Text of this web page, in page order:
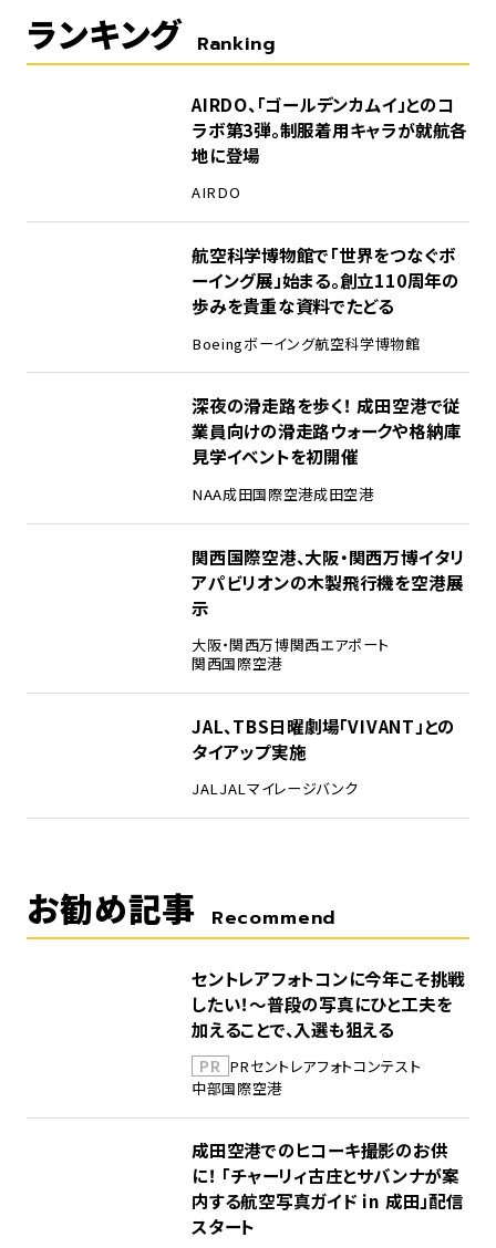
ランキング Ranking
AIRDO、「ゴールデンカムイ」とのコ
ラボ第3弾。制服着用キャラが就航各
地に登場
AIRDO
航空科学博物館で「世界をつなぐボ
ーイング展」始まる。創立110周年の
歩みを貴重な資料でたどる
Boeingボーイング航空科学博物館
深夜の滑走路を歩く！ 成田空港で従
業員向けの滑走路ウォークや格納庫
見学イベントを初開催
NAA成田国際空港成田空港
関西国際空港、大阪・関西万博イタリ
アパビリオンの木製飛行機を空港展
示
大阪・関西万博関西エアポート
関西国際空港
JAL、TBS日曜劇場「VIVANT」との
タイアップ実施
JALJALマイレージバンク
お勧め記事 Recommend
セントレアフォトコンに今年こそ挑戦
したい！～普段の写真にひと工夫を
加えることで、入選も狙える
PR PRセントレアフォトコンテスト
中部国際空港
成田空港でのヒコーキ撮影のお供
に！ 「チャーリィ古庄とサバンナが案
内する航空写真ガイド in 成田」配信
スタート